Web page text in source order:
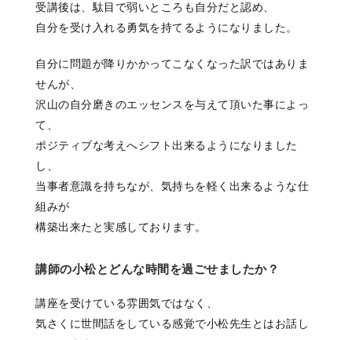
受講後は、駄目で弱いところも自分だと認め、
自分を受け入れる勇気を持てるようになりました。
自分に問題が降りかかってこなくなった訳ではありま
せんが、
沢山の自分磨きのエッセンスを与えて頂いた事によっ
て、
ポジティブな考えへシフト出来るようになりました
し、
当事者意識を持ちなが、気持ちを軽く出来るような仕
組みが
構築出来たと実感しております。
講師の小松とどんな時間を過ごせましたか？
講座を受けている雰囲気ではなく、
気さくに世間話をしている感覚で小松先生とはお話し